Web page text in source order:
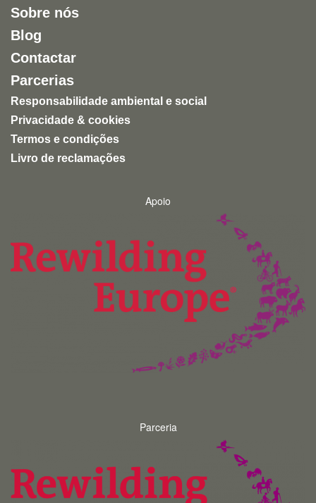
Sobre nós
Blog
Contactar
Parcerias
Responsabilidade ambiental e social
Privacidade & cookies
Termos e condições
Livro de reclamações
Apoio
Parceria